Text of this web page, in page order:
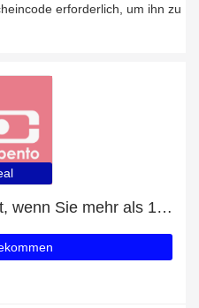
erforderlich, um ihn zu
Erhalten Sie 10% Rabatt, wenn Sie mehr als 100€ ausgeben